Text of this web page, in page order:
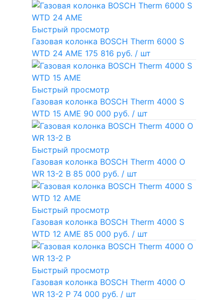
Быстрый просмотр
Газовая колонка BOSCH Therm 6000 S
WTD 24 AME 175 816 руб. / шт
Быстрый просмотр
Газовая колонка BOSCH Therm 4000 S
WTD 15 AME 90 000 руб. / шт
Быстрый просмотр
Газовая колонка BOSCH Therm 4000 O
WR 13-2 В 85 000 руб. / шт
Быстрый просмотр
Газовая колонка BOSCH Therm 4000 S
WTD 12 AME 85 000 руб. / шт
Быстрый просмотр
Газовая колонка BOSCH Therm 4000 O
WR 13-2 P 74 000 руб. / шт